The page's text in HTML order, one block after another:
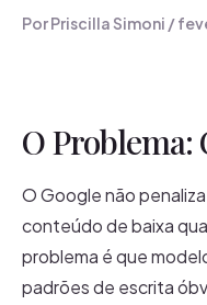
PorPriscilla Simoni /
O Problema:
O Google não
conteúdo de baixa
problema é que
padrões de escrita